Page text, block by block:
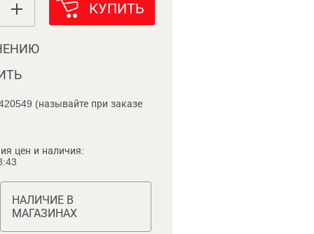
КУПИТЬ
(называйте при заказе
цен и наличия:
НАЛИЧИЕ В
МАГАЗИНАХ